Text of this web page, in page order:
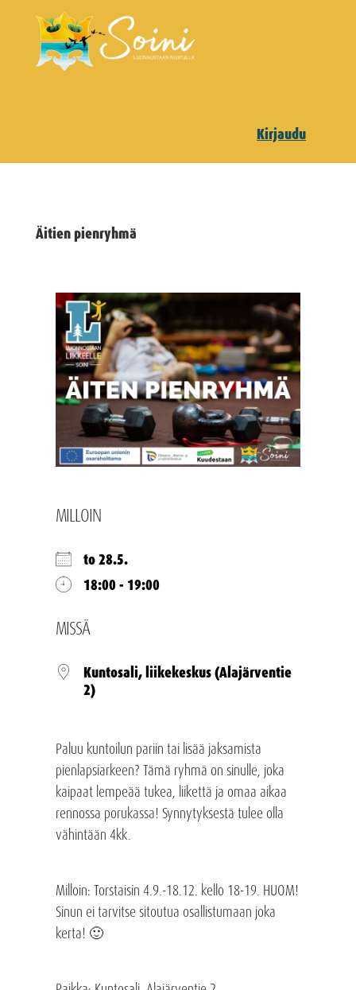
Kirjaudu
Äitien pienryhmä
MILLOIN
to 28.5.
18:00 - 19:00
MISSÄ
Kuntosali, liikekeskus (Alajärventie
2)
Paluu kuntoilun pariin tai lisää jaksamista
pienlapsiarkeen? Tämä ryhmä on sinulle, joka
kaipaat lempeää tukea, liikettä ja omaa aikaa
rennossa porukassa! Synnytyksestä tulee olla
vähintään 4kk.
Milloin: Torstaisin 4.9.-18.12. kello 18-19. HUOM!
Sinun ei tarvitse sitoutua osallistumaan joka
kerta! 🙂